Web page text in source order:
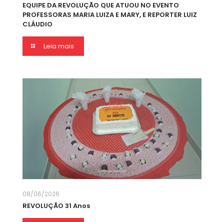
EQUIPE DA REVOLUÇÃO QUE ATUOU NO EVENTO
PROFESSORAS MARIA LUIZA E MARY, E REPORTER LUIZ
CLÁUDIO
Leia mais
08/06/2026
REVOLUÇÃO 31 Anos